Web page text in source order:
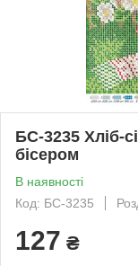
БС-3235 Хліб-
бісером
В наявності
Код: БС-3235
127 ₴